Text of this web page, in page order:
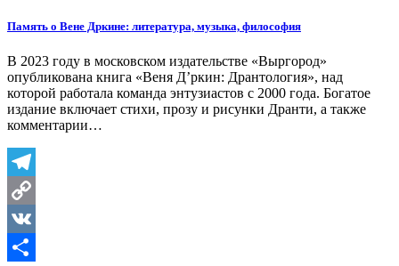
Память о Вене Дркине: литература, музыка, философия
В 2023 году в московском издательстве «Выргород»
опубликована книга «Веня Д’ркин: Дрантология», над
которой работала команда энтузиастов с 2000 года. Богатое
издание включает стихи, прозу и рисунки Дранти, а также
комментарии…
Telegram
Copy
Link
VK